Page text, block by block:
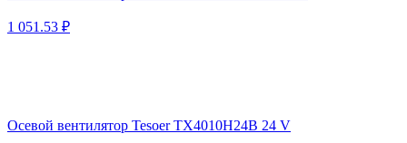
1 051.53 ₽
Осевой вентилятор Tesoer TX4010H24B 24 V